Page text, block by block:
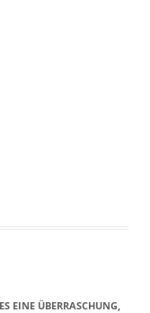
EINE ÜBERRASCHUNG,